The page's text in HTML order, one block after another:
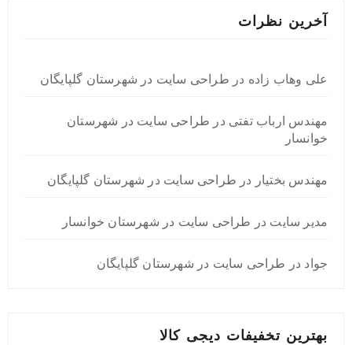
آخرین نظرات
علی وهاب زاده در طراحی سایت در شهرستان گلپایگان
مهندس ارباب تفتی در طراحی سایت در شهرستان
خوانسار
مهندس بختیار در طراحی سایت در شهرستان گلپایگان
مدیر سایت در طراحی سایت در شهرستان خوانسار
جواد در طراحی سایت در شهرستان گلپایگان
بهترین تخفیفات دیجی کالا